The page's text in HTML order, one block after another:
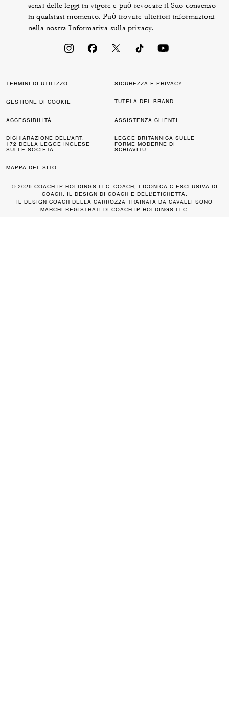
sensi delle leggi in vigore e può revocare il Suo consenso
in qualsiasi momento. Può trovare ulteriori informazioni
nella nostraInformativa sulla privacy.
TERMINI DI UTILIZZO SICUREZZA E PRIVACY
GESTIONE DI COOKIE TUTELA DEL BRAND
ACCESSIBILITÀ ASSISTENZA CLIENTI
DICHIARAZIONE DELL’ART.
172 DELLA LEGGE INGLESE
SULLE SOCIETÀ
LEGGE BRITANNICA SULLE
FORME MODERNE DI
SCHIAVITÙ
MAPPA DEL SITO
© 2026 COACH IP HOLDINGS LLC. COACH, L’ICONICA C ESCLUSIVA DI
COACH, IL DESIGN DI COACH E DELL’ETICHETTA,
IL DESIGN COACH DELLA CARROZZA TRAINATA DA CAVALLI SONO
MARCHI REGISTRATI DI COACH IP HOLDINGS LLC.